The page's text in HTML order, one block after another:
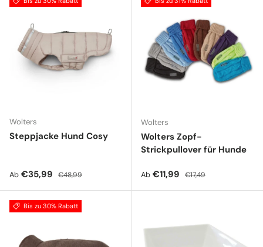
Wolters
Steppjacke Hund Cosy
Verkaufspreis
Ab €35,99 Normaler Preis
€48,99
Wolters
Wolters Zopf-
Strickpullover für Hunde
Verkaufspreis
Ab €11,99 Normaler Preis
€17,49
Bis zu 30% Rabatt